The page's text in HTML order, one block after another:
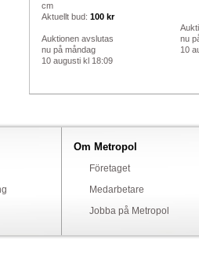
cm
Aktuellt bud: 100 kr
Auktionen avslutas
nu på måndag
10 augusti kl 18:09
nu
10
Om Metropol
Företaget
Medarbetare
Jobba på Metropol